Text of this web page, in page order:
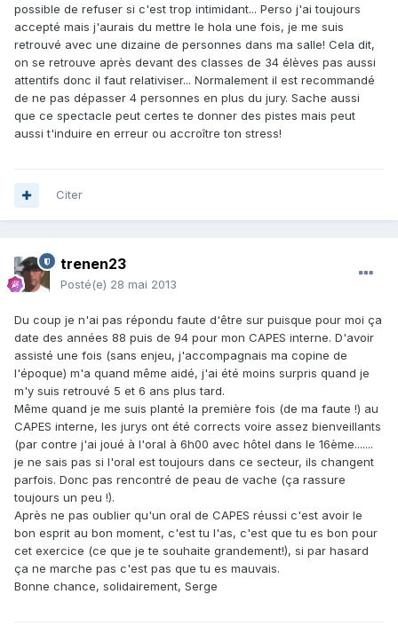
possible de refuser si c'est trop intimidant... Perso j'ai toujours
accepté mais j'aurais du mettre le hola une fois, je me suis
retrouvé avec une dizaine de personnes dans ma salle! Cela dit,
on se retrouve après devant des classes de 34 élèves pas aussi
attentifs donc il faut relativiser... Normalement il est recommandé
de ne pas dépasser 4 personnes en plus du jury. Sache aussi
que ce spectacle peut certes te donner des pistes mais peut
aussi t'induire en erreur ou accroître ton stress!
Citer
trenen23
Posté(e) 28 mai 2013
Du coup je n'ai pas répondu faute d'être sur puisque pour moi ça
date des années 88 puis de 94 pour mon CAPES interne. D'avoir
assisté une fois (sans enjeu, j'accompagnais ma copine de
l'époque) m'a quand même aidé, j'ai été moins surpris quand je
m'y suis retrouvé 5 et 6 ans plus tard.
Même quand je me suis planté la première fois (de ma faute !) au
CAPES interne, les jurys ont été corrects voire assez bienveillants
(par contre j'ai joué à l'oral à 6h00 avec hôtel dans le 16ème.......
je ne sais pas si l'oral est toujours dans ce secteur, ils changent
parfois. Donc pas rencontré de peau de vache (ça rassure
toujours un peu !).
Après ne pas oublier qu'un oral de CAPES réussi c'est avoir le
bon esprit au bon moment, c'est tu l'as, c'est que tu es bon pour
cet exercice (ce que je te souhaite grandement!), si par hasard
ça ne marche pas c'est pas que tu es mauvais.
Bonne chance, solidairement, Serge